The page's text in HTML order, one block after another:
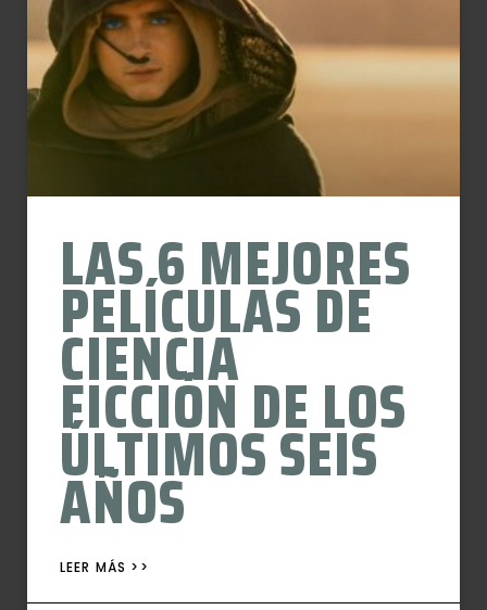
LAS 6 MEJORES
PELÍCULAS DE
CIENCIA
FICCIÓN DE LOS
ÚLTIMOS SEIS
AÑOS
LEER MÁS >>